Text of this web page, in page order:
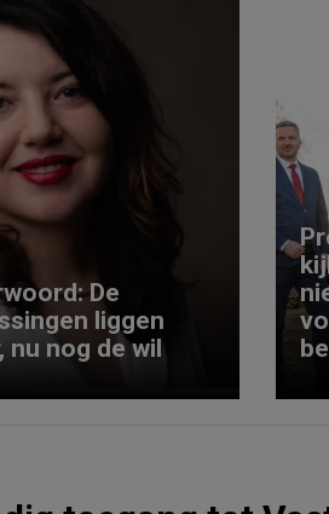
De
liggen
nu nog de wil